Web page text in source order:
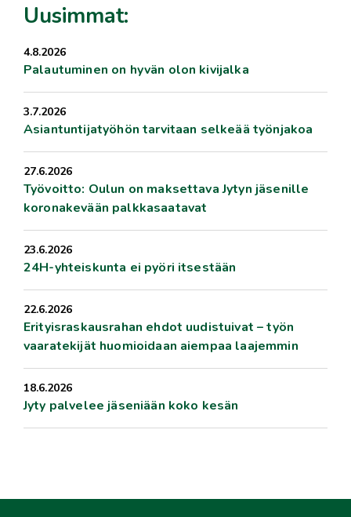
Uusimmat:
4.8.2026
Palautuminen on hyvän olon kivijalka
3.7.2026
Asiantuntijatyöhön tarvitaan selkeää työnjakoa
27.6.2026
Työvoitto: Oulun on maksettava Jytyn jäsenille
koronakevään palkkasaatavat
23.6.2026
24H-yhteiskunta ei pyöri itsestään
22.6.2026
Erityisraskausrahan ehdot uudistuivat – työn
vaaratekijät huomioidaan aiempaa laajemmin
18.6.2026
Jyty palvelee jäseniään koko kesän